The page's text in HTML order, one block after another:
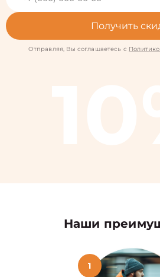
Получить
Отправляя, Вы соглашаетесь с
Наши
1